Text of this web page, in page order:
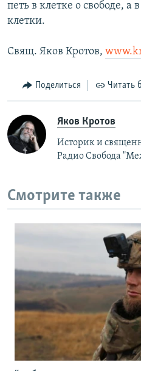
петь в клетке о свободе, а
клетки.
Свящ. Яков Кротов,
Поделиться Читать
Яков Кротов
Историк и
Радио Свобода
Смотрите также